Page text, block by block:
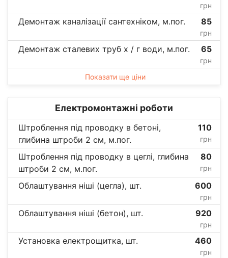
грн
Демонтаж каналізації сантехніком, м.пог. 85
грн
Демонтаж сталевих труб х / г води, м.пог. 65
грн
Показати ще ціни
Електромонтажні роботи
Штроблення під проводку в бетоні,
глибина штроби 2 см, м.пог.
110
грн
Штроблення під проводку в цеглі, глибина
штроби 2 см, м.пог.
80
грн
Облаштування ніші (цегла), шт. 600
грн
Облаштування ніші (бетон), шт. 920
грн
Установка електрощитка, шт. 460
грн